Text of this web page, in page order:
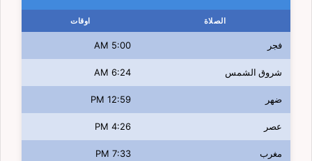
الصلاة اوقات
فجر 5:00 AM
شروق الشمس 6:24 AM
ضهر 12:59 PM
عصر 4:26 PM
مغرب 7:33 PM